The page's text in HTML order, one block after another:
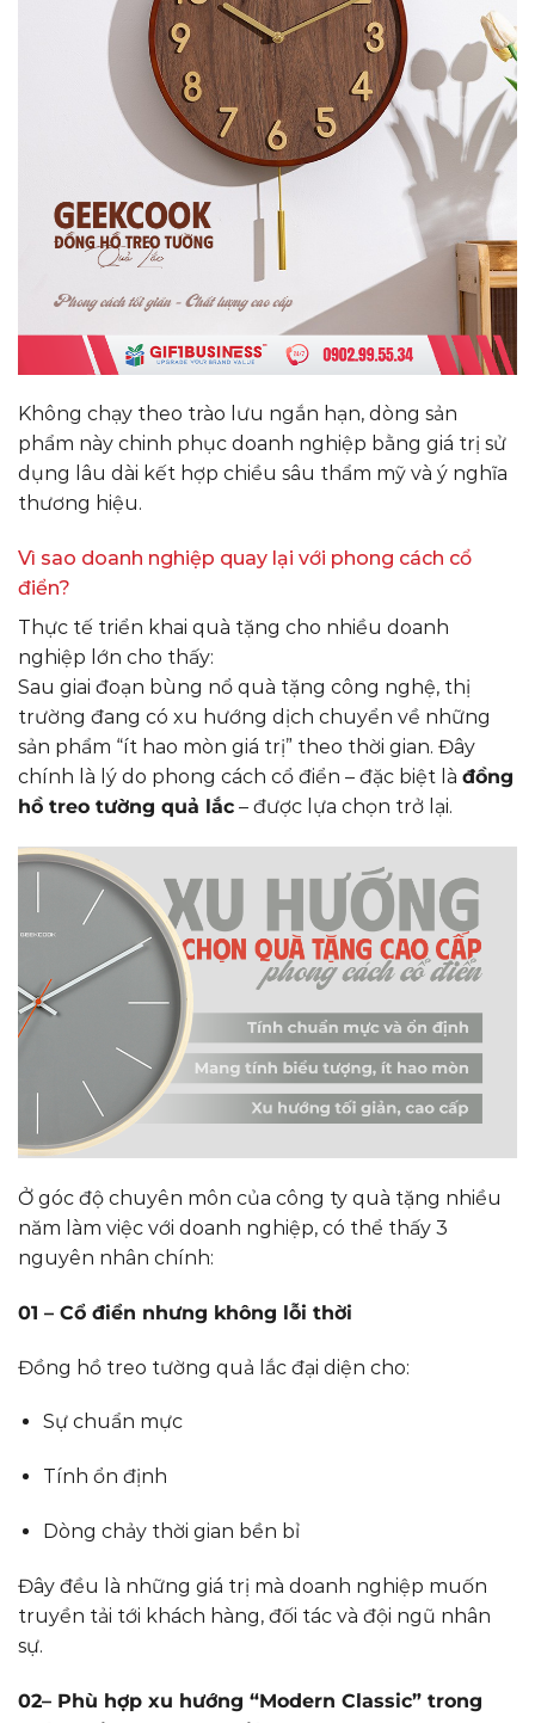
Không chạy theo trào lưu ngắn hạn, dòng sản
phẩm này chinh phục doanh nghiệp bằng giá trị sử
dụng lâu dài kết hợp chiều sâu thẩm mỹ và ý nghĩa
thương hiệu.
Vì sao doanh nghiệp quay lại với phong cách cổ
điển?
Thực tế triển khai quà tặng cho nhiều doanh
nghiệp lớn cho thấy:
Sau giai đoạn bùng nổ quà tặng công nghệ, thị
trường đang có xu hướng dịch chuyển về những
sản phẩm “ít hao mòn giá trị” theo thời gian. Đây
chính là lý do phong cách cổ điển – đặc biệt là đồng
hồ treo tường quả lắc – được lựa chọn trở lại.
Ở góc độ chuyên môn của công ty quà tặng nhiều
năm làm việc với doanh nghiệp, có thể thấy 3
nguyên nhân chính:
01 – Cổ điển nhưng không lỗi thời
Đồng hồ treo tường quả lắc đại diện cho:
Sự chuẩn mực
Tính ổn định
Dòng chảy thời gian bền bỉ
Đây đều là những giá trị mà doanh nghiệp muốn
truyền tải tới khách hàng, đối tác và đội ngũ nhân
sự.
02– Phù hợp xu hướng “Modern Classic” trong